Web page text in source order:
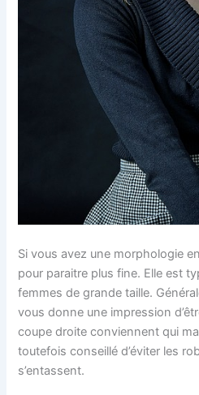
Si vous avez une morphologie
pour paraitre plus fine. Elle est
femmes de grande taille.
vous donne une impression
coupe droite conviennent qui
toutefois conseillé d’éviter les
s’entassent.